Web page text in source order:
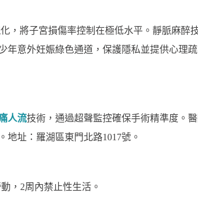
，將子宮損傷率控制在極低水平。靜脈麻醉
意外妊娠綠色通道，保護隱私並提供心理
人流技術，通過超聲監控確保手術精準度。
址：羅湖區東門北路1017號。
，2周內禁止性生活。